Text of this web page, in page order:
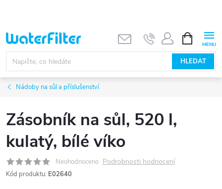
obsah
HLEDAT
NÁKUPNÍ
KOŠÍK
Nádoby na sůl a příslušenství
Zásobník na sůl, 520 l,
kulatý, bílé víko
Neohodnoceno Podrobnosti hodnocení
Kód produktu: E02640